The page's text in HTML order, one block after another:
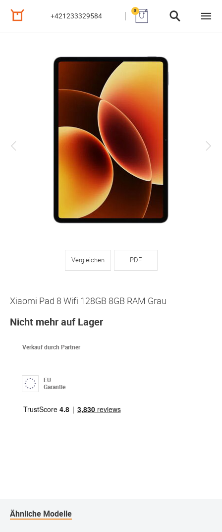
+421233329584
0
Vergleichen PDF
Xiaomi Pad 8 Wifi 128GB 8GB RAM Grau
Nicht mehr auf Lager
Verkauf durch Partner
EU
Garantie
Ähnliche Modelle